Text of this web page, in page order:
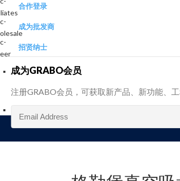
合作登录
成为批发商
招贤纳士
成为GRABO会员
注册GRABO会员，可获取新产品、新功能、